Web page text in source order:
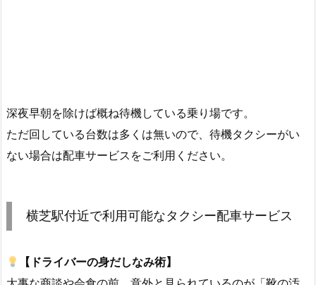
深夜早朝を除けば概ね待機している乗り場です。
ただ回している台数は多くは無いので、待機タクシーがい
ない場合は配車サービスをご利用ください。
横芝駅付近で利用可能なタクシー配車サービス
【ドライバーの身だしなみ術】